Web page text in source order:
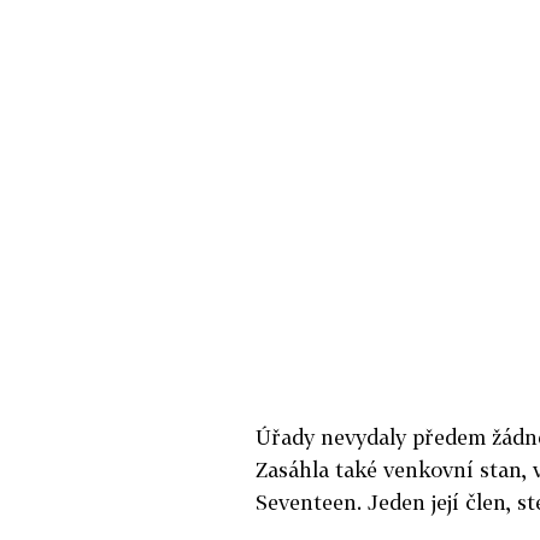
Úřady nevydaly předem
Zasáhla také venkovní
Seventeen. Jeden její člen,